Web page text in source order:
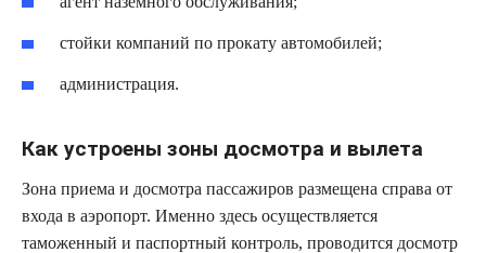
стойки компаний по прокату автомобилей;
администрация.
Как устроены зоны досмотра и вылета
Зона приема и досмотра пассажиров размещена справа от
входа в аэропорт. Именно здесь осуществляется
таможенный и паспортный контроль, проводится досмотр